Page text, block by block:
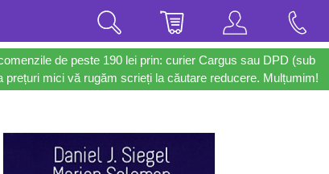
de peste 190 lei prin: curier Cargus sau DPD (sub
mici vă rugăm scrieți la căutare reducere. Mulțumim!